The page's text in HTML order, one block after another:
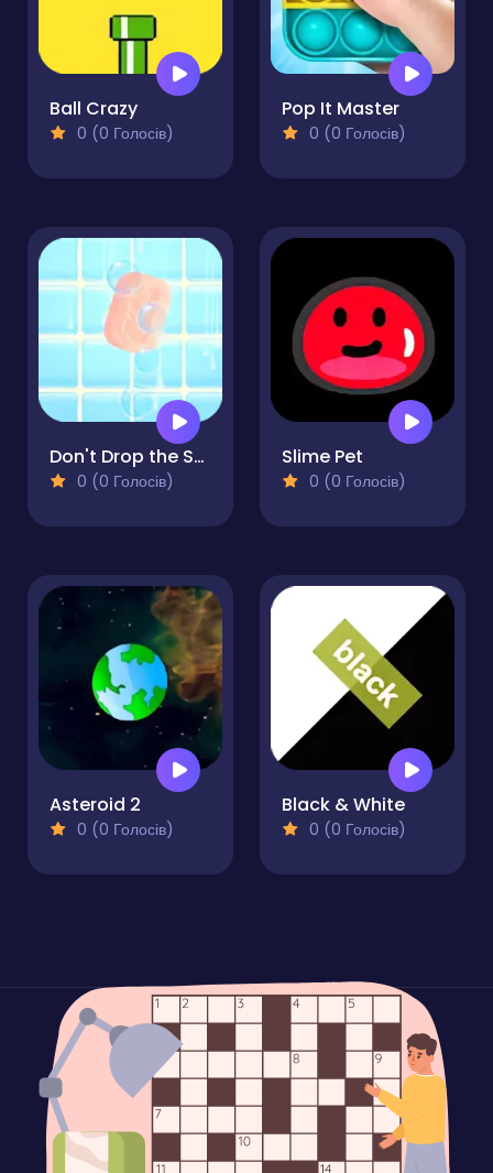
Ball Crazy
0 (0 Голосів)
Pop It Master
0 (0 Голосів)
Don't Drop the Soap
0 (0 Голосів)
Slime Pet
0 (0 Голосів)
Asteroid 2
0 (0 Голосів)
Black & White
0 (0 Голосів)